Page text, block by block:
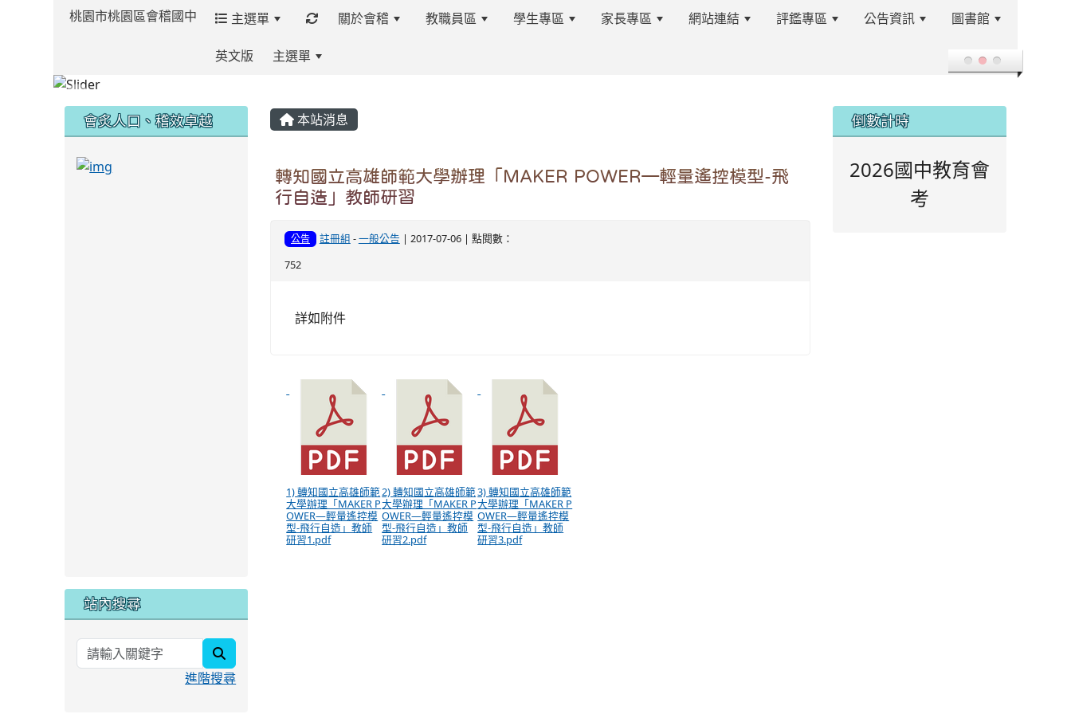
桃園市桃園區會稽國中 主選單 關於會稽 教職員區 學生專區 家長專區 網站連結 評鑑專區 公告資訊 圖書館
英文版 主選單 登入
本站消息
轉知國立高雄師範大學辦理「MAKER POWER—輕量遙控模型-飛
行自造」教師研習
公告 註冊組 -一般公告 | 2017-07-06 | 點閱數：
752
詳如附件
1) 轉知國立高雄師範
大學辦理「MAKER P
OWER—輕量遙控模
型-飛行自造」教師
研習1.pdf
2) 轉知國立高雄師範
大學辦理「MAKER P
OWER—輕量遙控模
型-飛行自造」教師
研習2.pdf
3) 轉知國立高雄師範
大學辦理「MAKER P
OWER—輕量遙控模
型-飛行自造」教師
研習3.pdf
會炙人口、稽效卓越
link to https://sites.google.com/kjjhs.tyc.edu.tw/kjjhsnews/%E9%A6%96%E9%A0%81
link to https://sites.google.com/kjjhs.tyc.edu.tw/kjjhsnews/%E9%A6%96%E9%A0%81
站內搜尋
進階搜尋
倒數計時
2026國中教育會
考